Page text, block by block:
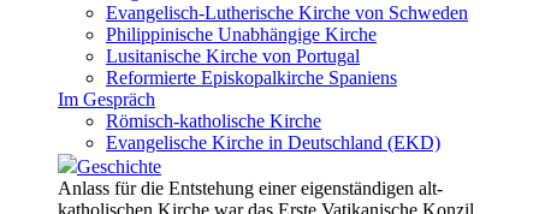
Evangelisch-Lutherische Kirche von Schweden
Philippinische Unabhängige Kirche
Lusitanische Kirche von Portugal
Reformierte Episkopalkirche Spaniens
Im Gespräch
Römisch-katholische Kirche
Evangelische Kirche in Deutschland (EKD)
Geschichte
Anlass für die Entstehung einer eigenständigen alt-
katholischen Kirche war das Erste Vatikanische Konzil,